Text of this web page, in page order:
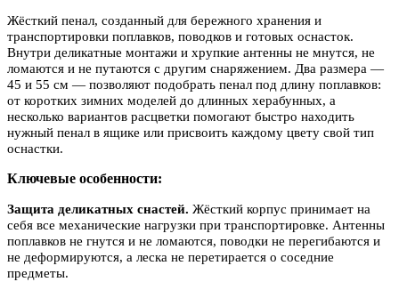
Жёсткий пенал, созданный для бережного хранения и
транспортировки поплавков, поводков и готовых оснасток.
Внутри деликатные монтажи и хрупкие антенны не мнутся, не
ломаются и не путаются с другим снаряжением. Два размера —
45 и 55 см — позволяют подобрать пенал под длину поплавков:
от коротких зимних моделей до длинных херабунных, а
несколько вариантов расцветки помогают быстро находить
нужный пенал в ящике или присвоить каждому цвету свой тип
оснастки.
Ключевые особенности:
Защита деликатных снастей. Жёсткий корпус принимает на
себя все механические нагрузки при транспортировке. Антенны
поплавков не гнутся и не ломаются, поводки не перегибаются и
не деформируются, а леска не перетирается о соседние
предметы.